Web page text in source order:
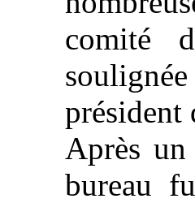
comité
président
Après
bureau